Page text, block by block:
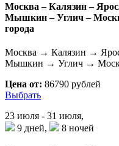
Москва – Калязин –
Мышкин – Углич –
города
Москва → Калязин →
Мышкин → Углич →
Цена от: 86790 рублей
Выбрать
23 июля - 31 июля,
9 дней,
8 ночей